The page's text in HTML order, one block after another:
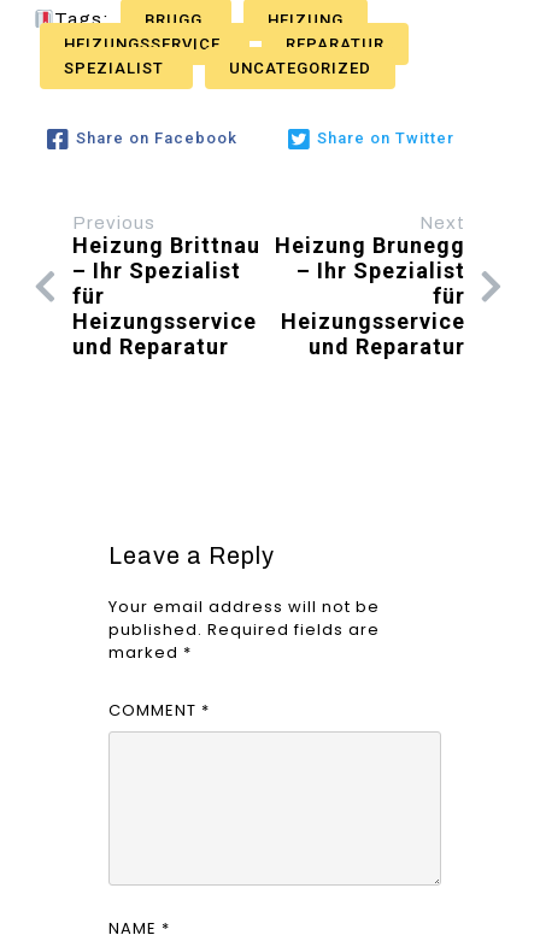
Tags: BRUGG
HEIZUNG
HEIZUNGSSERVICE
REPARATUR
SPEZIALIST
UNCATEGORIZED
Share on Facebook Share on Twitter
Previous
Heizung Brittnau
– Ihr Spezialist
für
Heizungsservice
und Reparatur
Next
Heizung Brunegg
– Ihr Spezialist
für
Heizungsservice
und Reparatur
Leave a Reply
Your email address will not be
published. Required fields are
marked *
COMMENT *
NAME *